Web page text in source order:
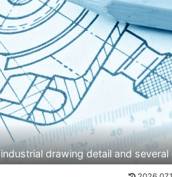
industrial drawing detail and